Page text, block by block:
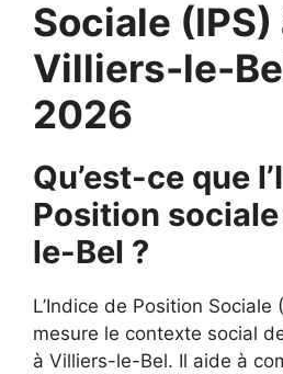
Sociale (IPS)
Villiers-le-
2026
Qu’est-ce que
Position
le-Bel ?
L’Indice de Position Sociale
mesure le contexte social
à Villiers-le-Bel. Il aide à